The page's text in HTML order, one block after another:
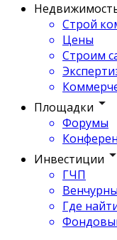
Строй
Цены
Строим
Площадки
Форумы
Инвестиции
ГЧП
Где